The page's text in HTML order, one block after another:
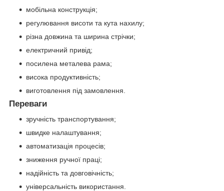
мобільна конструкція;
регулювання висоти та кута нахилу;
різна довжина та ширина стрічки;
електричний привід;
посилена металева рама;
висока продуктивність;
виготовлення під замовлення.
Переваги
зручність транспортування;
швидке налаштування;
автоматизація процесів;
зниження ручної праці;
надійність та довговічність;
універсальність використання.